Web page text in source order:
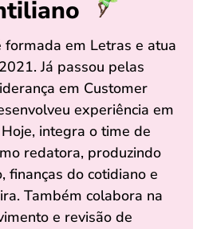
formada em Letras e atua
Já passou pelas
em Customer
experiência em
integra o time de
redatora, produzindo
finanças do cotidiano e
Também colabora na
e revisão de